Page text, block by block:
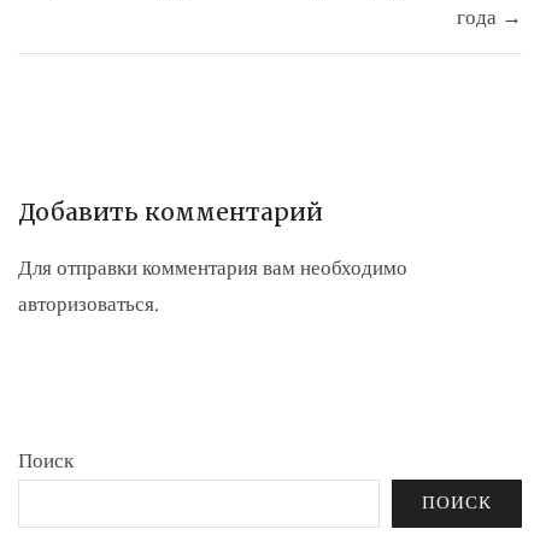
года →
Добавить комментарий
Для отправки комментария вам необходимо
авторизоваться.
Поиск
ПОИСК